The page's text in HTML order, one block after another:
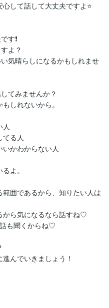
して話して大丈夫ですよ⭐️
す❗️
よ？
気晴らしになるかもしれませ
てみませんか？
しれないから。
人
てる人
いかわからない人
よ。
範囲であるから、知りたい人は
から気になるなら話すね♡
も聞くからね♡
んでいきましょう！